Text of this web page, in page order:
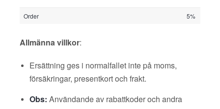
Order 5%
Allmänna villkor:
Ersättning ges i normalfallet inte på moms,
försäkringar, presentkort och frakt.
Obs: Användande av rabattkoder och andra